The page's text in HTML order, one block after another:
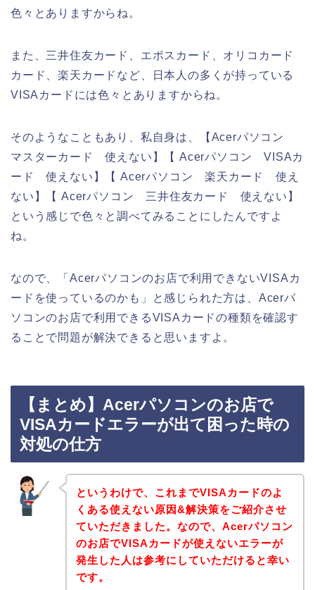
色々とありますからね。
また、三井住友カード、エポスカード、オリコカード
カード、楽天カードなど、日本人の多くが持っている
VISAカードには色々とありますからね。
そのようなこともあり、私自身は、【Acerパソコン
マスターカード 使えない】【 Acerパソコン VISAカ
ード 使えない】【 Acerパソコン 楽天カード 使え
ない】【 Acerパソコン 三井住友カード 使えない】
という感じで色々と調べてみることにしたんですよ
ね。
なので、「Acerパソコンのお店で利用できないVISAカ
ードを使っているのかも」と感じられた方は、Acerパ
ソコンのお店で利用できるVISAカードの種類を確認す
ることで問題が解決できると思いますよ。
【まとめ】Acerパソコンのお店で
VISAカードエラーが出て困った時の
対処の仕方
というわけで、これまでVISAカードのよ
くある使えない原因&解決策をご紹介させ
ていただきました。なので、Acerパソコン
のお店でVISAカードが使えないエラーが
発生した人は参考にしていただけると幸い
です。